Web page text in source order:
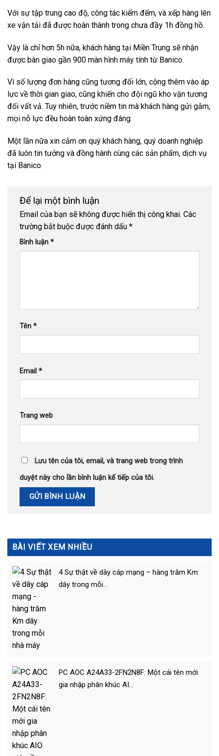
Với sự tập trung cao độ, công tác kiểm đếm, và xếp hàng lên
xe vận tải đã được hoàn thành trong chưa đầy 1h đồng hồ.
Vậy là chỉ hơn 5h nữa, khách hàng tại Miền Trung sẽ nhận
được bàn giao gần 900 màn hình máy tính từ Banico.
Vì số lượng đơn hàng cũng tương đối lớn, cộng thêm vào áp
lực về thời gian giao, cũng khiến cho đội ngũ kho vận tương
đối vất vả. Tuy nhiên, trước niềm tin mà khách hàng gửi gắm,
mọi nỗ lực đều hoàn toàn xứng đáng.
Một lần nữa xin cảm ơn quý khách hàng, quý doanh nghiệp
đã luôn tin tưởng và đồng hành cùng các sản phẩm, dịch vụ
tại Banico.
Để lại một bình luận
Email của bạn sẽ không được hiển thị công khai. Các
trường bắt buộc được đánh dấu *
Bình luận *
Tên *
Email *
Trang web
Lưu tên của tôi, email, và trang web trong trình
duyệt này cho lần bình luận kế tiếp của tôi.
BÀI VIẾT XEM NHIỀU
4 Sự thật về dây cáp mạng – hàng trăm Km
dây trong mỗi…
PC AOC A24A33-2FN2N8F: Một cái tên mới
gia nhập phân khúc AI…